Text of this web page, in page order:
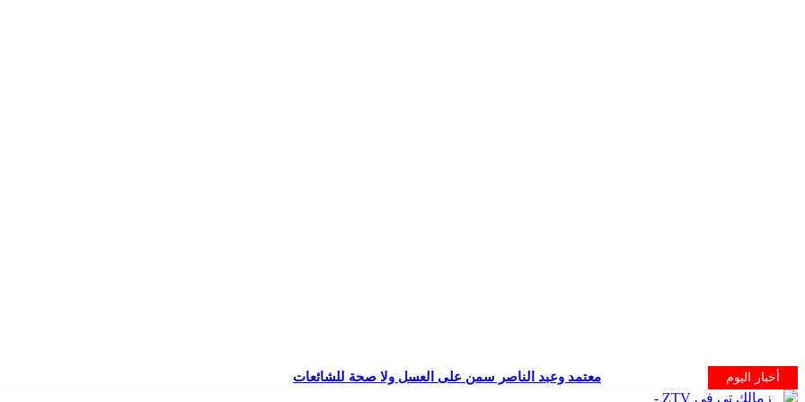
أخبار اليوم
معتمد وعبد الناصر سمن على العسل ولا صحة للشائعات